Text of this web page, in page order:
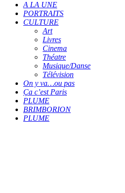
A LA UNE
PORTRAITS
CULTURE
Art
Livres
Cinema
Théatre
Musique/Danse
Télévision
On y va…ou pas
Ça c’est Paris
PLUME
BRIMBORION
PLUME